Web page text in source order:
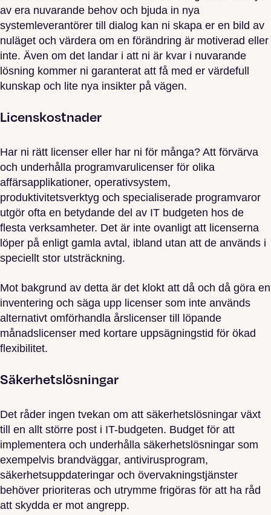
av era nuvarande behov och bjuda in nya
systemleverantörer till dialog kan ni skapa er en bild av
nuläget och värdera om en förändring är motiverad eller
inte. Även om det landar i att ni är kvar i nuvarande
lösning kommer ni garanterat att få med er värdefull
kunskap och lite nya insikter på vägen.
Licenskostnader
Har ni rätt licenser eller har ni för många? Att förvärva
och underhålla programvarulicenser för olika
affärsapplikationer, operativsystem,
produktivitetsverktyg och specialiserade programvaror
utgör ofta en betydande del av IT budgeten hos de
flesta verksamheter. Det är inte ovanligt att licenserna
löper på enligt gamla avtal, ibland utan att de används i
speciellt stor utsträckning.
Mot bakgrund av detta är det klokt att då och då göra en
inventering och säga upp licenser som inte används
alternativt omförhandla årslicenser till löpande
månadslicenser med kortare uppsägningstid för ökad
flexibilitet.
Säkerhetslösningar
Det råder ingen tvekan om att säkerhetslösningar växt
till en allt större post i IT-budgeten. Budget för att
implementera och underhålla säkerhetslösningar som
exempelvis brandväggar, antivirusprogram,
säkerhetsuppdateringar och övervakningstjänster
behöver prioriteras och utrymme frigöras för att ha råd
att skydda er mot angrepp.